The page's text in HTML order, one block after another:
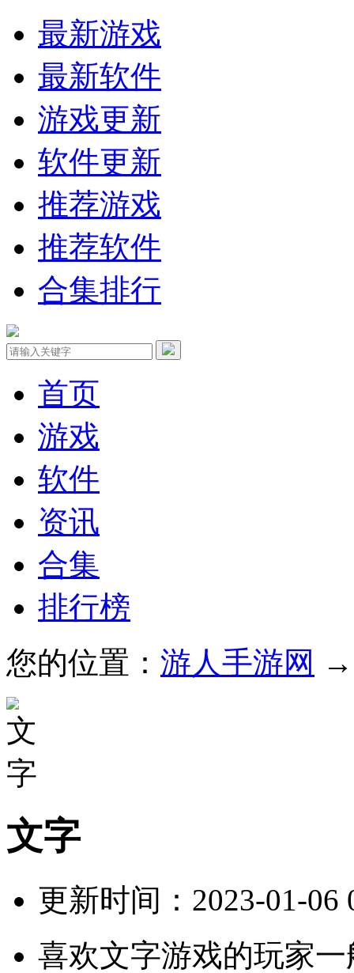
最新游戏
最新软件
游戏更新
软件更新
推荐游戏
推荐软件
合集排行
首页
游戏
软件
资讯
合集
排行榜
您的位置： 游人手游网 →
文字
更新时间：2023-01-06
喜欢文字游戏的玩家